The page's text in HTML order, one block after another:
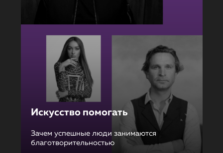
Искусство помогать
Зачем успешные люди занимаются
благотворительностью